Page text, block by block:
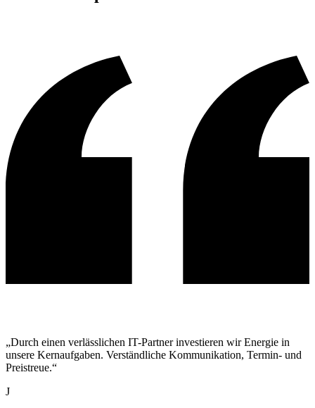
„Durch einen verlässlichen IT-Partner investieren wir Energie in
unsere Kernaufgaben. Verständliche Kommunikation, Termin- und
Preistreue.“
J